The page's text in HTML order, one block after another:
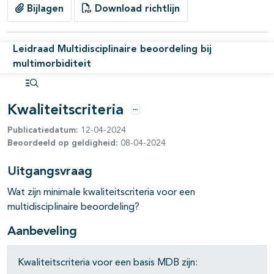
Bijlagen Download richtlijn
Leidraad Multidisciplinaire beoordeling bij
multimorbiditeit
Kwaliteitscriteria Opties
Publicatiedatum: 12-04-2024
Beoordeeld op geldigheid: 08-04-2024
Uitgangsvraag
Wat zijn minimale kwaliteitscriteria voor een
multidisciplinaire beoordeling?
Aanbeveling
Kwaliteitscriteria voor een basis MDB zijn: